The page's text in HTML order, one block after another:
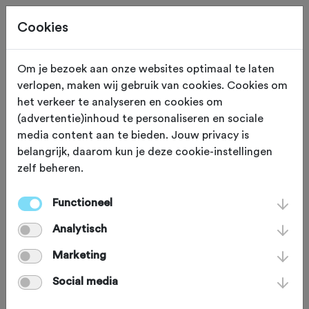
ROUTES + REIZEN Gewijzigd op 13 juli 2021
De beklimming van de
Col du Tourmalet
Het is de meest bereden bergpas in de
Tour de France, Col du Tourmalet. Een
mythische bergweg vol
wielerverhalen. Elk jaar, als de sneeuw
Cookies
Om je bezoek aan onze websites optimaal te laten
verlopen, maken wij gebruik van cookies. Cookies om
het verkeer te analyseren en cookies om
(advertentie)inhoud te personaliseren en sociale
media content aan te bieden. Jouw privacy is
belangrijk, daarom kun je deze cookie-instellingen
zelf beheren.
Functioneel
Analytisch
Marketing
Social media